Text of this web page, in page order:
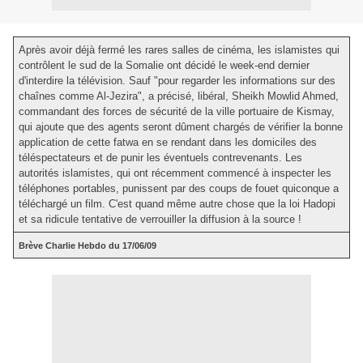
Après avoir déjà fermé les rares salles de cinéma, les islamistes qui
contrôlent le sud de la Somalie ont décidé le week-end dernier
d'interdire la télévision. Sauf "pour regarder les informations sur des
chaînes comme Al-Jezira", a précisé, libéral, Sheikh Mowlid Ahmed,
commandant des forces de sécurité de la ville portuaire de Kismay,
qui ajoute que des agents seront dûment chargés de vérifier la bonne
application de cette fatwa en se rendant dans les domiciles des
téléspectateurs et de punir les éventuels contrevenants. Les
autorités islamistes, qui ont récemment commencé à inspecter les
téléphones portables, punissent par des coups de fouet quiconque a
téléchargé un film. C'est quand même autre chose que la loi Hadopi
et sa ridicule tentative de verrouiller la diffusion à la source !
Brève Charlie Hebdo du 17/06/09